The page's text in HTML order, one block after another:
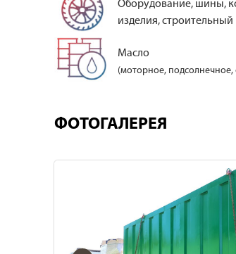
Оборудование, шины,
изделия, строительный
Масло
(моторное, подсолнечное,
ФОТОГАЛЕРЕЯ